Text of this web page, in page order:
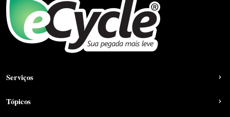
Serviços
Tópicos